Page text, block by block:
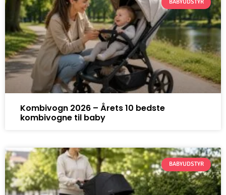
BABYUDSTYR
Kombivogn 2026 – Årets 10 bedste
kombivogne til baby
BABYUDSTYR